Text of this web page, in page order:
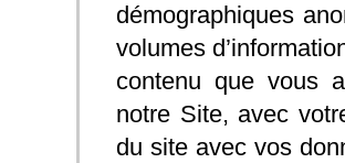
démographiques
volumes
contenu que vous
notre Site, avec
du site avec vos